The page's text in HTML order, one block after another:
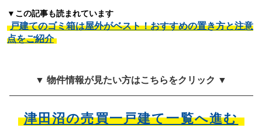
▼この記事も読まれています
戸建てのゴミ箱は屋外がベスト！おすすめの置き方と注意
点をご紹介
▼ 物件情報が見たい方はこちらをクリック ▼
津田沼の売買一戸建て一覧へ進む